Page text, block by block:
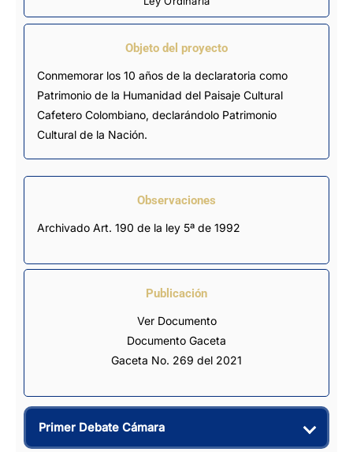
Objeto del proyecto
Conmemorar los 10 años de la declaratoria como
Patrimonio de la Humanidad del Paisaje Cultural
Cafetero Colombiano, declarándolo Patrimonio
Cultural de la Nación.
Observaciones
Archivado Art. 190 de la ley 5ª de 1992
Publicación
Ver Documento
Documento Gaceta
Gaceta No. 269 del 2021
Primer Debate Cámara